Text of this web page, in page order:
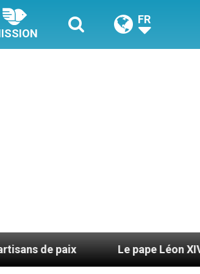
FR
Le pape Léon XIV se rendra